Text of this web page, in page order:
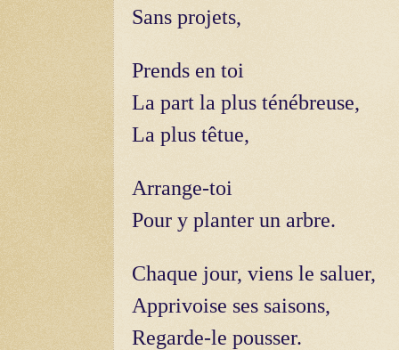
Sans projets,
Prends en toi
La part la plus ténébreuse,
La plus têtue,
Arrange-toi
Pour y planter un arbre.
Chaque jour, viens le saluer,
Apprivoise ses saisons,
Regarde-le pousser.